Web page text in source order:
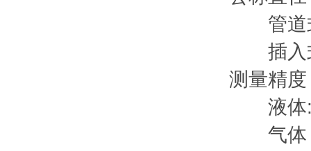
管道
插入
测量精度
液体:
气体